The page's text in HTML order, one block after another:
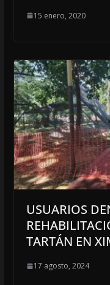
15 enero, 2020
USUARIOS
TARTÁN EN
17 agosto, 2024